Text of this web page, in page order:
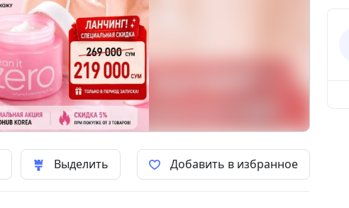
Выделить Добавить в избранное